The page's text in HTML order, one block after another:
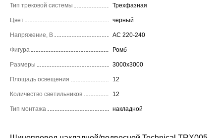
Тип трековой системы Трехфазная
Цвет черный
Напряжение, В AC 220-240
Фигура Ромб
Размеры 3000x3000
Площадь освещения 12
Количество светильников 12
Тип монтажа накладной